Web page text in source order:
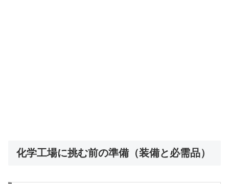
化学工場に挑む前の準備（装備と必需品）